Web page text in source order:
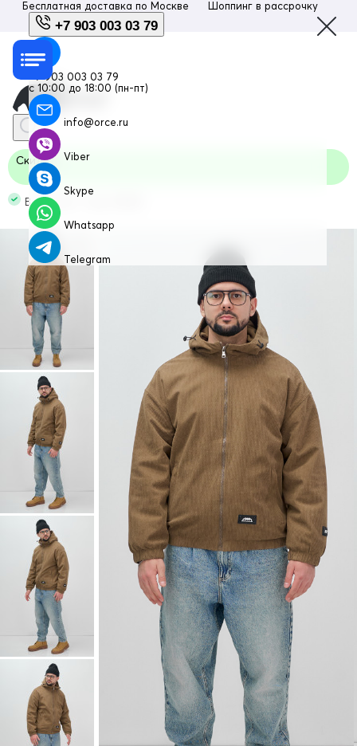
Бесплатная доставка по Москве Шоппинг в рассрочку
+7 903 003 03 79
+7 903 003 03 79
с 10:00 до 18:00 (пн-пт)
info@orce.ru
Viber
Skype
Whatsapp
Telegram
Скидка
В наличии Код: 25336K